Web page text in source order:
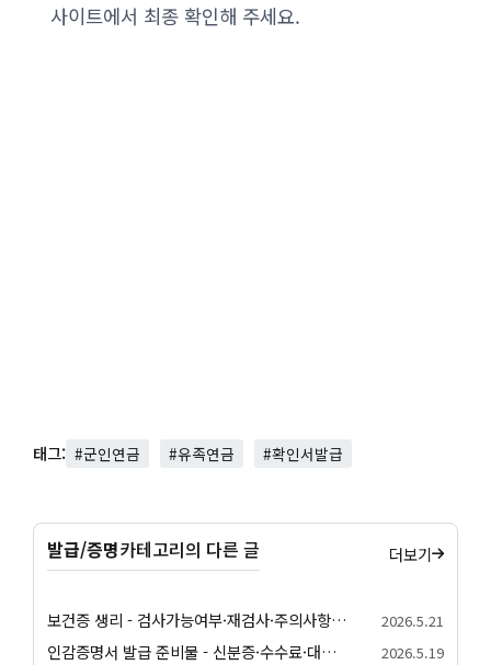
사이트에서 최종 확인해 주세요.
태그: #군인연금 #유족연금 #확인서발급
발급/증명카테고리의 다른 글 더보기
보건증 생리 - 검사가능여부·재검사·주의사항 안내 2026.5.21
인감증명서 발급 준비물 - 신분증·수수료·대리발급 안내 2026.5.19